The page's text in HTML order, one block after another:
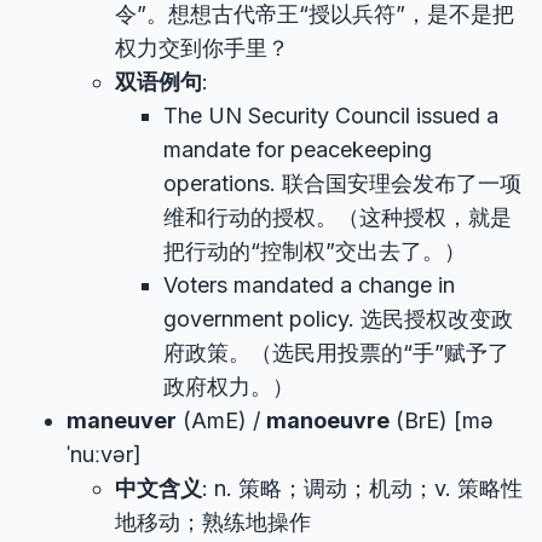
令”。想想古代帝王“授以兵符”，是不是把
权力交到你手里？
双语例句:
The UN Security Council issued a
mandate for peacekeeping
operations. 联合国安理会发布了一项
维和行动的授权。（这种授权，就是
把行动的“控制权”交出去了。）
Voters mandated a change in
government policy. 选民授权改变政
府政策。（选民用投票的“手”赋予了
政府权力。）
maneuver (AmE) / manoeuvre (BrE) [mə
ˈnuːvər]
中文含义: n. 策略；调动；机动；v. 策略性
地移动；熟练地操作